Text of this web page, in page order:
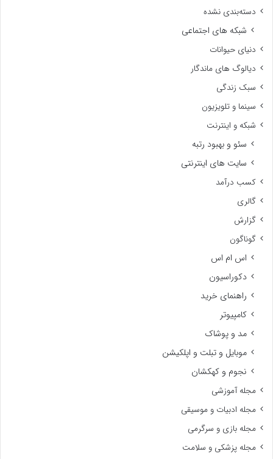
دسته‌بندی نشده
شبکه های اجتماعی
دنیای حیوانات
دیالوگ های ماندگار
سبک زندگی
سینما و تلویزیون
شبکه و اینترنت
سئو و بهبود رتبه
سایت های اینترنتی
کسب درآمد
گالری
گزارش
گوناگون
اس ام اس
دکوراسیون
راهنمای خرید
کامپیوتر
مد و پوشاک
موبایل و تبلت و اپلکیشن
نجوم و کهکشان
مجله آموزشی
مجله ادبیات و موسیقی
مجله بازی و سرگرمی
مجله پزشکی و سلامت